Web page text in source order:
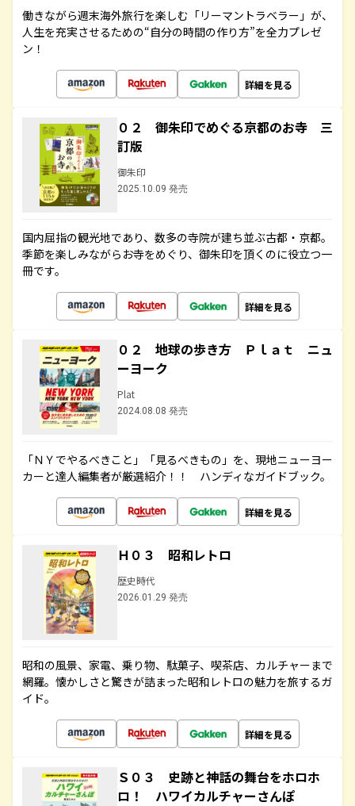
働きながら週末海外旅行を楽しむ「リーマントラベラー」が、
人生を充実させるための“自分の時間の作り方”を全力プレゼ
ン！
詳細を見る
０２ 御朱印でめぐる京都のお寺 三
訂版
御朱印
2025.10.09 発売
国内屈指の観光地であり、数多の寺院が建ち並ぶ古都・京都。
季節を楽しみながらお寺をめぐり、御朱印を頂くのに役立つ一
冊です。
詳細を見る
０２ 地球の歩き方 Ｐｌａｔ ニュ
ーヨーク
Plat
2024.08.08 発売
「ＮＹでやるべきこと」「見るべきもの」を、現地ニューヨー
カーと達人編集者が厳選紹介！！ ハンディなガイドブック。
詳細を見る
Ｈ０３ 昭和レトロ
歴史時代
2026.01.29 発売
昭和の風景、家電、乗り物、駄菓子、喫茶店、カルチャーまで
網羅。懐かしさと驚きが詰まった昭和レトロの魅力を旅するガ
イド。
詳細を見る
Ｓ０３ 史跡と神話の舞台をホロホ
ロ！ ハワイカルチャーさんぽ